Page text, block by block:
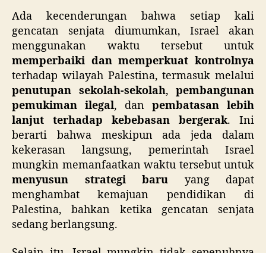
Ada kecenderungan bahwa setiap kali
gencatan senjata diumumkan, Israel akan
menggunakan waktu tersebut untuk
memperbaiki dan memperkuat kontrolnya
terhadap wilayah Palestina, termasuk melalui
penutupan sekolah-sekolah, pembangunan
pemukiman ilegal, dan pembatasan lebih
lanjut terhadap kebebasan bergerak. Ini
berarti bahwa meskipun ada jeda dalam
kekerasan langsung, pemerintah Israel
mungkin memanfaatkan waktu tersebut untuk
menyusun strategi baru yang dapat
menghambat kemajuan pendidikan di
Palestina, bahkan ketika gencatan senjata
sedang berlangsung.